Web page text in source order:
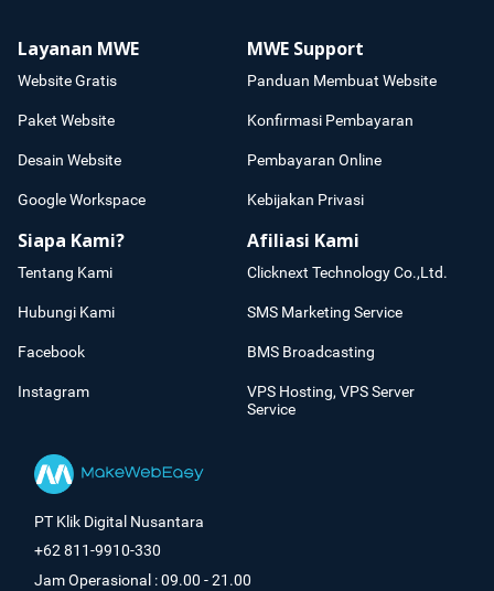
Layanan MWE
Website Gratis
Paket Website
Desain Website
Google Workspace
MWE Support
Panduan Membuat Website
Konfirmasi Pembayaran
Pembayaran Online
Kebijakan Privasi
Siapa Kami?
Tentang Kami
Hubungi Kami
Facebook
Instagram
Afiliasi Kami
Clicknext Technology Co.,Ltd.
SMS Marketing Service
BMS Broadcasting
VPS Hosting, VPS Server
Service
PT Klik Digital Nusantara
+62 811-9910-330
Jam Operasional : 09.00 - 21.00